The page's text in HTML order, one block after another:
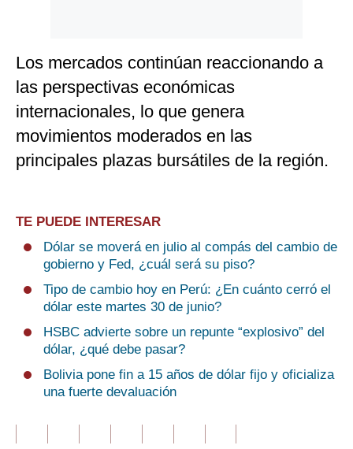
Los mercados continúan reaccionando a
las perspectivas económicas
internacionales, lo que genera
movimientos moderados en las
principales plazas bursátiles de la región.
TE PUEDE INTERESAR
Dólar se moverá en julio al compás del cambio de
gobierno y Fed, ¿cuál será su piso?
Tipo de cambio hoy en Perú: ¿En cuánto cerró el
dólar este martes 30 de junio?
HSBC advierte sobre un repunte “explosivo” del
dólar, ¿qué debe pasar?
Bolivia pone fin a 15 años de dólar fijo y oficializa
una fuerte devaluación